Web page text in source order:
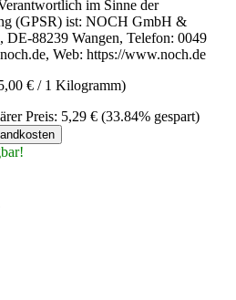
im Sinne der
(GPSR) ist: NOCH GmbH &
88239 Wangen, Telefon: 0049
Web: https://www.noch.de
€ / 1 Kilogramm)
Preis: 5,29 € (33.84% gespart)